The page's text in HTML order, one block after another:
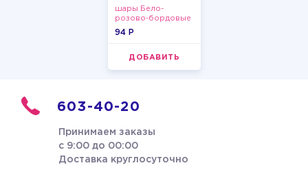
шары Бело-
розово-бордовые
металлик
94 P
ДОБАВИТЬ
603-40-20
Принимаем заказы
с 9:00 до 00:00
Доставка круглосуточно